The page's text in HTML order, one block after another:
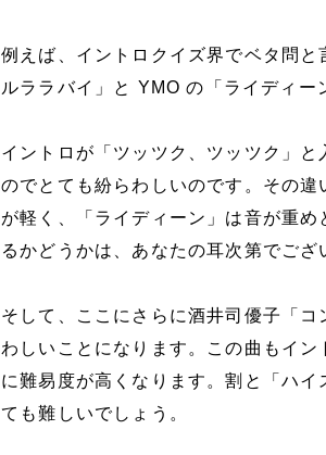
例えば、イントロクイズ界でベタ問
ルララバイ」と YMO の「ライディー
イントロが「ツッツク、ツッツク」
のでとても紛らわしいのです。その
が軽く、「ライディーン」は音が重
るかどうかは、あなたの耳次第でござ
そして、ここにさらに酒井司優子「
わしいことになります。この曲もイ
に難易度が高くなります。割と「ハ
ても難しいでしょう。